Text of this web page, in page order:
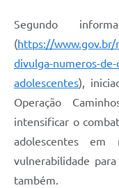
Segundo
(https://
divulga-numeros-de-
adolescentes),
Operação
intensificar o
adolescentes
vulnerabilidade
também.